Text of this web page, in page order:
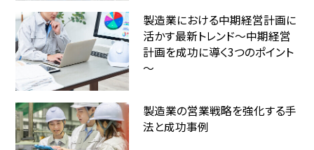
製造業における中期経営計画に
活かす最新トレンド～中期経営
計画を成功に導く3つのポイント
～
製造業の営業戦略を強化する手
法と成功事例